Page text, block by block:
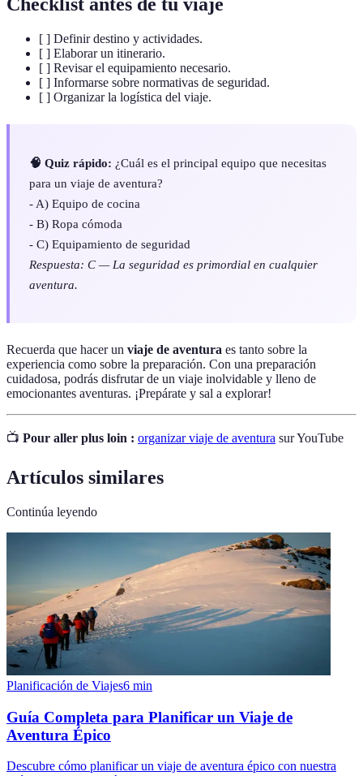
[ ] Definir destino y actividades.
[ ] Elaborar un itinerario.
[ ] Revisar el equipamiento necesario.
[ ] Informarse sobre normativas de seguridad.
[ ] Organizar la logística del viaje.
🧠 Quiz rápido: ¿Cuál es el principal equipo que necesitas
para un viaje de aventura?
- A) Equipo de cocina
- B) Ropa cómoda
- C) Equipamiento de seguridad
Respuesta: C — La seguridad es primordial en cualquier
aventura.
Recuerda que hacer un viaje de aventura es tanto sobre la
experiencia como sobre la preparación. Con una preparación
cuidadosa, podrás disfrutar de un viaje inolvidable y lleno de
emocionantes aventuras. ¡Prepárate y sal a explorar!
📺 Pour aller plus loin : organizar viaje de aventura sur YouTube
Artículos similares
Continúa leyendo
Planificación de Viajes6 min
Guía Completa para Planificar un Viaje de
Aventura Épico
Descubre cómo planificar un viaje de aventura épico con nuestra